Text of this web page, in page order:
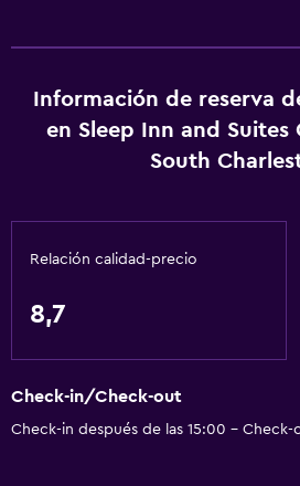
Información de reserva
en Sleep Inn and Suites
South
Relación calidad-precio
8,7
Check-in/Check-out
Check-in después de las 15:00 - Check-